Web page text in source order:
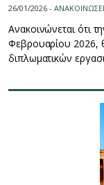
26/01/2026 -
Ανακοινώνεται ότι
Φεβρουαρίου 2026,
διπλωματικών